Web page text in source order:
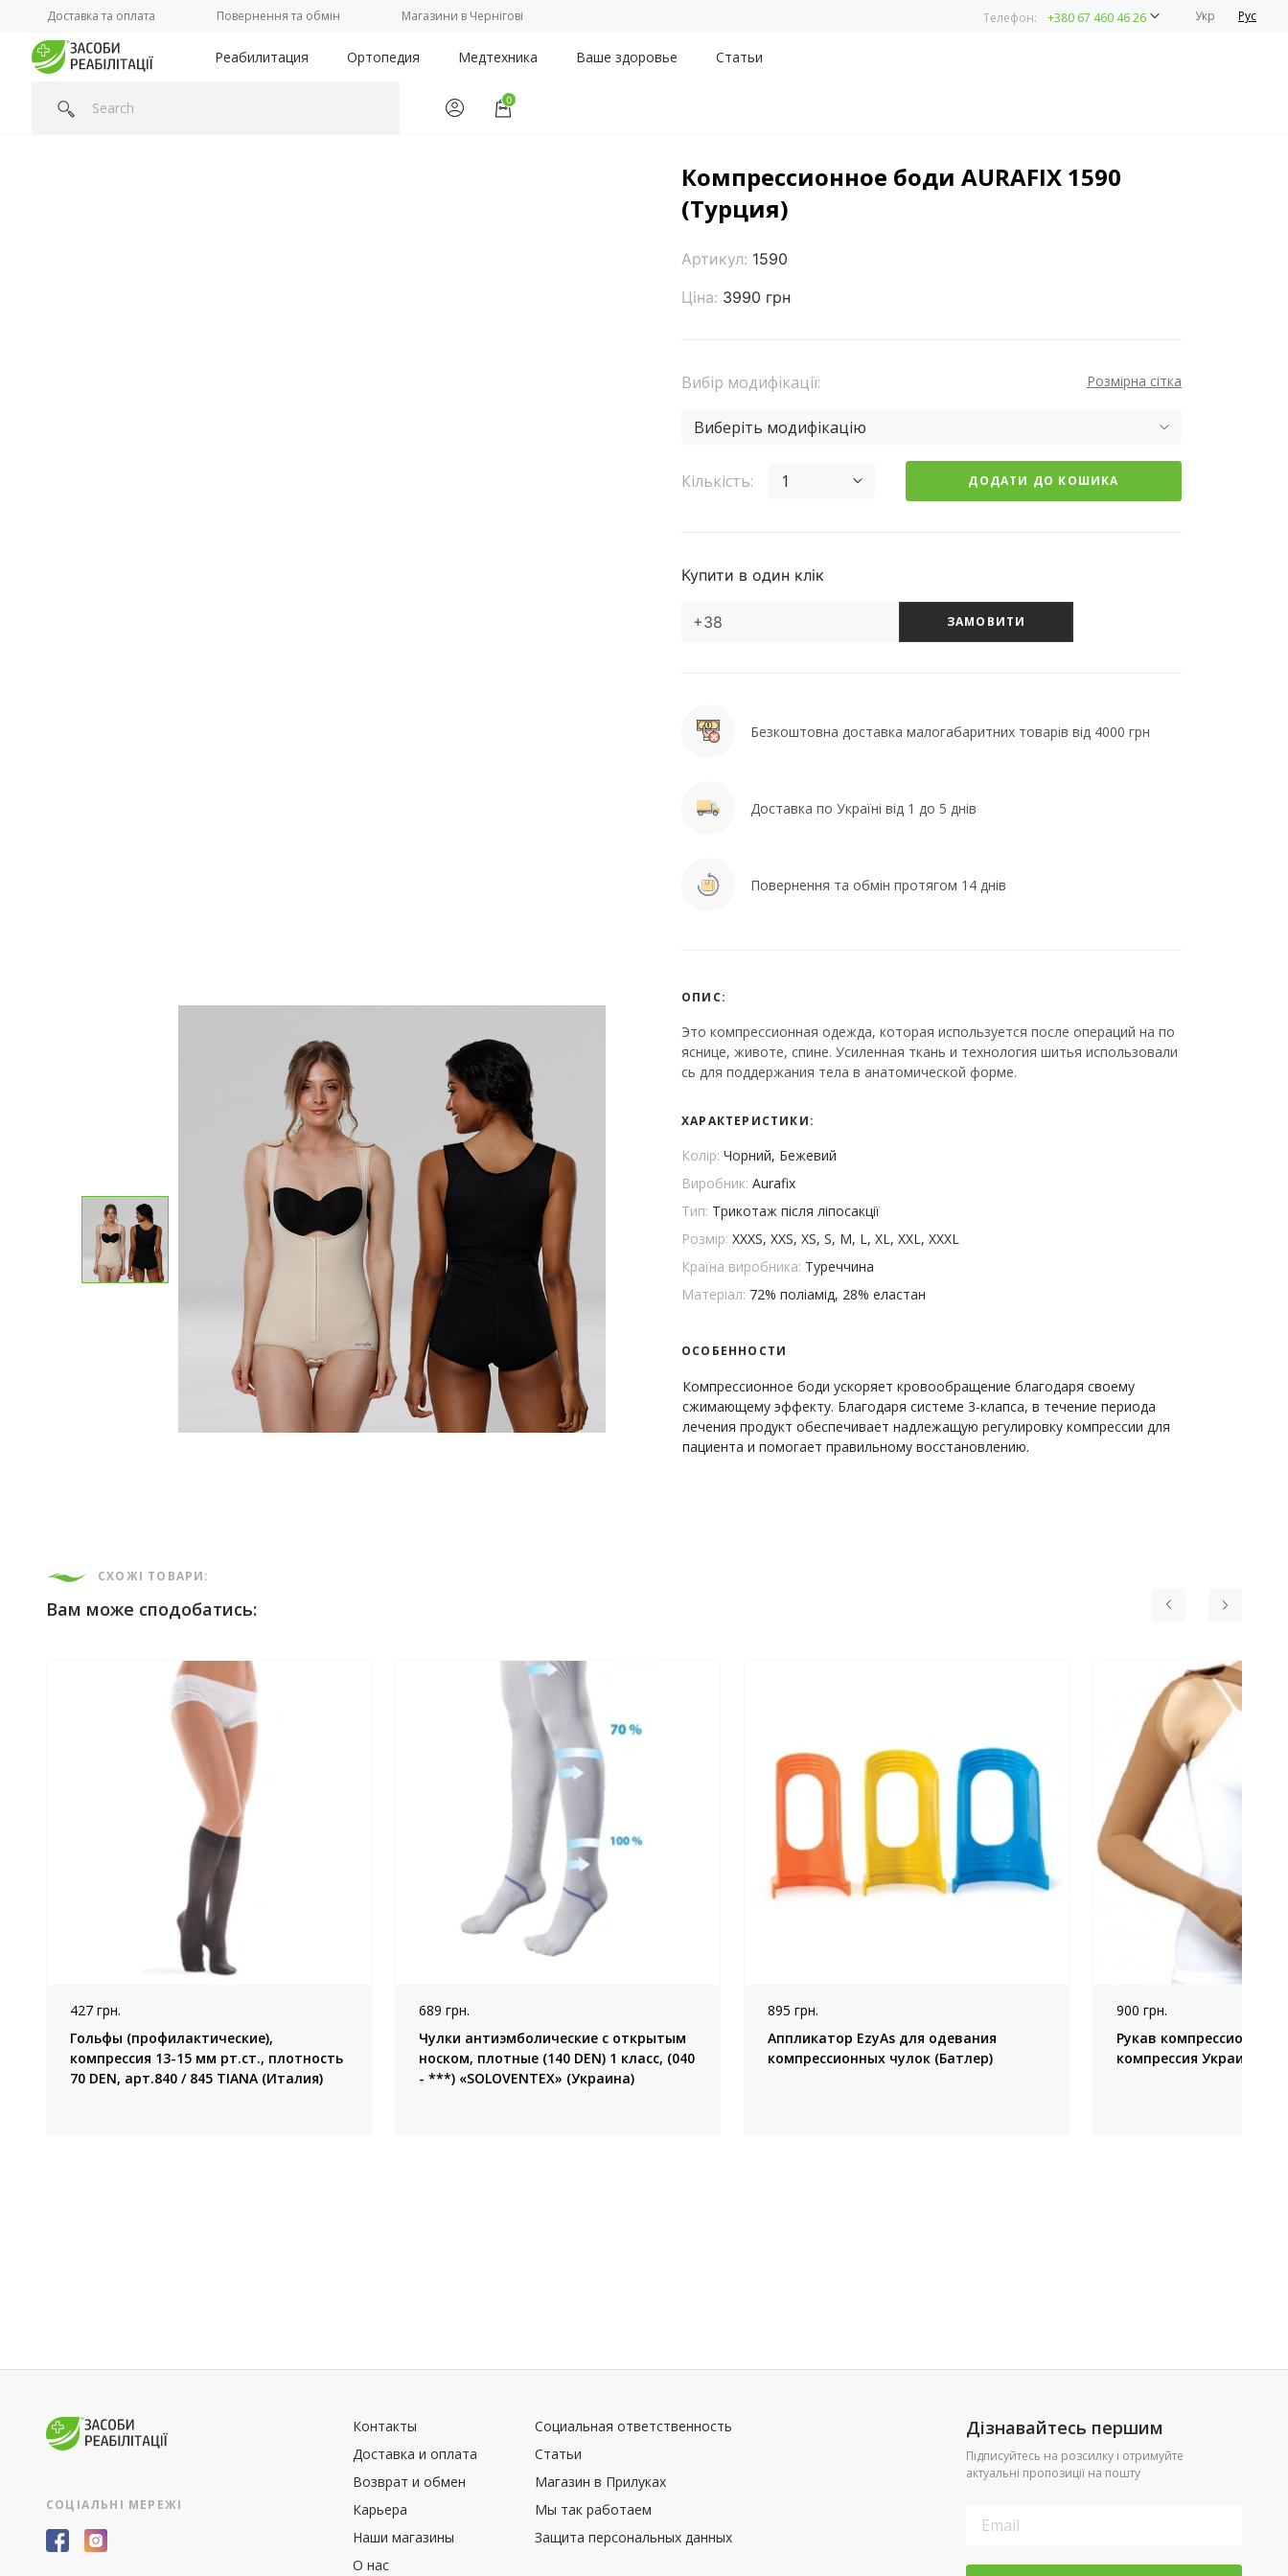
Доставка та оплата Повернення та обмін Магазини в Чернігові Телефон: +380 67 460 46 26 Укр Рус
Реабилитация Ортопедия Медтехника Ваше здоровье Статьи
0
Головна/Категорії / Компрессионный и антиемболический трикотаж
Компрессионное боди AURAFIX 1590
(Турция)
Артикул: 1590
Ціна: 3990 грн
Вибір модифікації: Розмірна сітка
Виберіть модифікацію
Кількість: 1 ДОДАТИ ДО КОШИКА
Купити в один клік
ЗАМОВИТИ
Безкоштовна доставка малогабаритних товарів від 4000 грн
Доставка по Україні від 1 до 5 днів
Повернення та обмін протягом 14 днів
ОПИС:
Это компрессионная одежда, которая используется после операций на по
яснице, животе, спине. Усиленная ткань и технология шитья использовали
сь для поддержания тела в анатомической форме.
ХАРАКТЕРИСТИКИ:
Колір: Чорний, Бежевий
Виробник: Aurafix
Тип: Трикотаж після ліпосакції
Розмір: XXXS, XXS, XS, S, M, L, XL, XXL, XXXL
Країна виробника: Туреччина
Матеріал: 72% поліамід, 28% еластан
ОСОБЕННОСТИ
Компрессионное боди ускоряет кровообращение благодаря своему
сжимающему эффекту. Благодаря системе 3-клапса, в течение периода
лечения продукт обеспечивает надлежащую регулировку компрессии для
пациента и помогает правильному восстановлению.
СХОЖІ ТОВАРИ:
Вам може сподобатись:
427 грн.
Гольфы (профилактические),
компрессия 13-15 мм рт.ст., плотность
70 DEN, арт.840 / 845 TIANA (Италия)
689 грн.
Чулки антиэмболические с открытым
носком, плотные (140 DEN) 1 класс, (040
- ***) «SOLOVENTEX» (Украина)
895 грн.
Аппликатор EzyAs для одевания
компрессионных чулок (Батлер)
900 грн.
Рукав компрессионный
компрессия Украина
СОЦІАЛЬНІ МЕРЕЖІ
Контакты
Доставка и оплата
Возврат и обмен
Карьера
Наши магазины
О нас
Социальная ответственность
Статьи
Магазин в Прилуках
Мы так работаем
Защита персональных данных
Дізнавайтесь першим
Підписуйтесь на розсилку і отримуйте
актуальні пропозиції на пошту